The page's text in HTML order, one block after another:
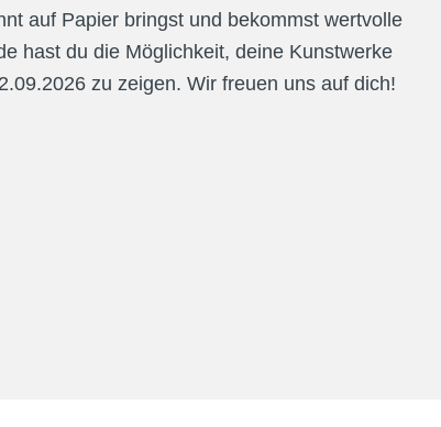
auf Papier bringst und bekommst wertvolle
hast du die Möglichkeit, deine Kunstwerke
zu zeigen. Wir freuen uns auf dich!